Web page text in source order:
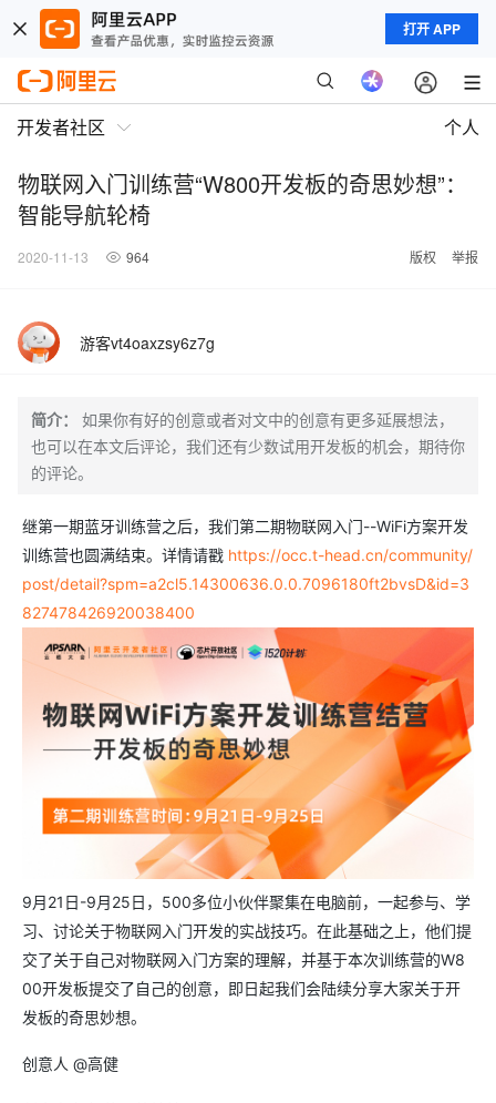
打开 APP
开发者社区 个人
物联网入门训练营“W800开发板的奇思妙想”：
智能导航轮椅
2020-11-13 964 版权 举报
游客vt4oaxzsy6z7g
简介：
如果你有好的创意或者对文中的创意有更多延展想法，
也可以在本文后评论，我们还有少数试用开发板的机会，期待你
的评论。
继第一期蓝牙训练营之后，我们第二期物联网入门--WiFi方案开发
训练营也圆满结束。详情请戳 https://occ.t-head.cn/community/
post/detail?spm=a2cl5.14300636.0.0.7096180ft2bvsD&id=3
827478426920038400
9月21日-9月25日，500多位小伙伴聚集在电脑前，一起参与、学
习、讨论关于物联网入门开发的实战技巧。在此基础之上，他们提
交了关于自己对物联网入门方案的理解，并基于本次训练营的W8
00开发板提交了自己的创意，即日起我们会陆续分享大家关于开
发板的奇思妙想。
创意人 @高健